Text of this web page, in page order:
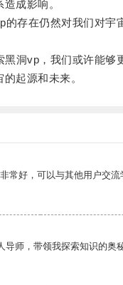
成影响。
存在仍然对我们对宇
洞vp，我们或许能够
起源和未来。
常好，可以与其他用户交流
导师，带领我探索知识的奥秘